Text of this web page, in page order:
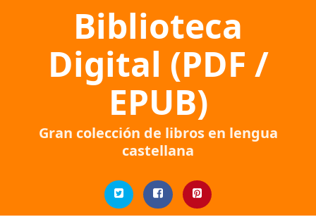
Biblioteca
Digital (PDF /
EPUB)
Gran colección de libros en lengua
castellana